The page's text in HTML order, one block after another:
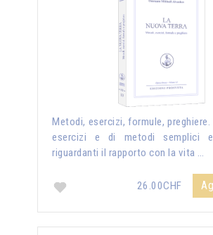
Metodi, esercizi, formule,
esercizi e di metodi semplici
riguardanti il rapporto con la vita …
26.00CHF